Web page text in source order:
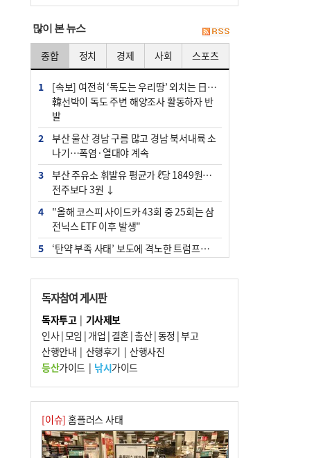
하고 치료와 관리를 해야 한다. 세계
많이 본 뉴스
종합 정치 경제 사회 스포츠
1
[속보] 여전히 ‘독도는 우리땅’ 외치는 日…
韓선박이 독도 주변 해양조사 활동하자 반
발
2
부산 울산 경남 구름 많고 경남 북서내륙 소
나기…폭염·열대야 계속
3
부산 주유소 휘발유 평균가 ℓ당 1849원…
전주보다 3원 ↓
4
"올해 코스피 사이드카 43회 중 25회는 삼
전닉스 ETF 이후 발생"
5
‘탄약 부족 사태’ 보도에 격노한 트럼프…
과…“현재는 부적절 행위 없어”
7
부산 앞바다에 기름 425ℓ 유출한 러시아 화
물선 적발
8
서울 중랑구서 흉기 난동…60대 남성 2명
사망
10 [2026 부산청소년극지체험탐험대 현장르
포] 2회 : 하늘에서 만난 얼음의 나라
독자참여 게시판
독자투고| 기사제보
인사|모임 | 개업 | 결혼|출산|동정 |부고
산행안내 | 산행후기 | 산행사진
등산가이드| 낚시가이드
[이슈] 홈플러스 사태